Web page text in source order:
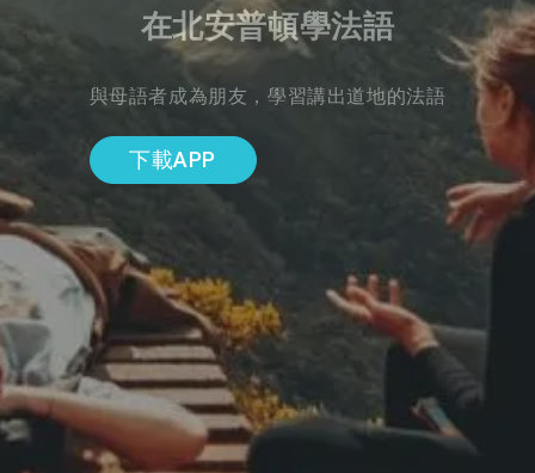
在北安普頓學法語
與母語者成為朋友，學習講出道地的法語
下載APP